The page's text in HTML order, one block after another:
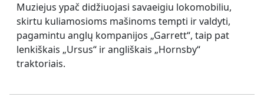
Muziejus ypač didžiuojasi savaeigiu lokomobiliu,
skirtu kuliamosioms mašinoms tempti ir valdyti,
pagamintu anglų kompanijos „Garrett“, taip pat
lenkiškais „Ursus“ ir angliškais „Hornsby“
traktoriais.